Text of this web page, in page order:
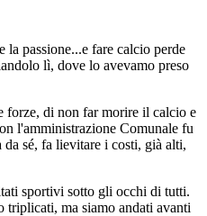
passione...e fare calcio perde
lì, dove lo avevamo preso
forze, di non far morire il calcio e
l'amministrazione Comunale fu
sé, fa lievitare i costi, già alti,
sportivi sotto gli occhi di tutti.
triplicati, ma siamo andati avanti